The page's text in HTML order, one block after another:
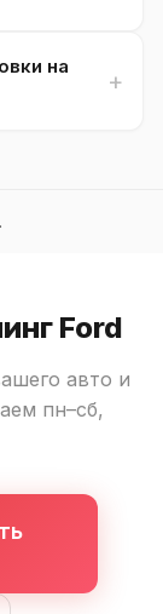
на
Ford
авто и
пн–сб,